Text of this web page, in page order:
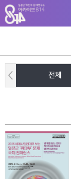
주
메
뉴
가
기
본
문
바
기
하
단
바
기
전체